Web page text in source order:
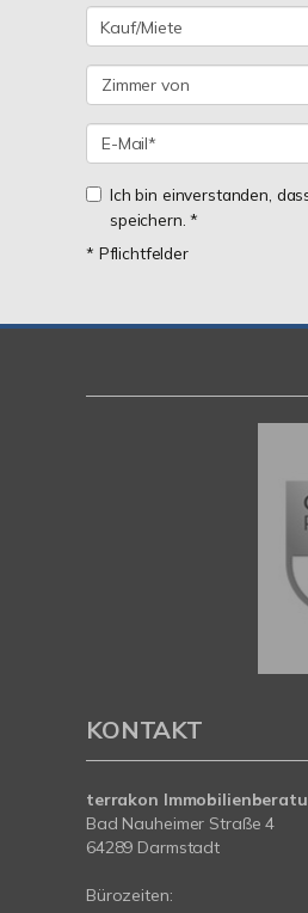
Ich bin einverstanden,
speichern. *
* Pflichtfelder
KONTAKT
terrakon
Bad Nauheimer Straße 4
64289 Darmstadt
Bürozeiten: